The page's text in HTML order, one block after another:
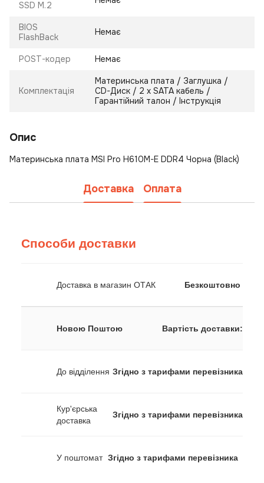
SSD M.2
BIOS
FlashBack
Немає
POST-кодер Немає
Комплектація
Материнська плата / Заглушка /
CD-Диск / 2 х SATA кабель /
Гарантійний талон / Інструкція
Опис
Материнська плата MSI Pro H610M-E DDR4 Чорна (Black)
Доставка Оплата
Способи доставки
Доставка в магазин ОТАК Безкоштовно
Новою Поштою Вартість доставки:
До відділення Згідно з тарифами перевізника
Кур'єрська
доставка
Згідно з тарифами перевізника
У поштомат Згідно з тарифами перевізника